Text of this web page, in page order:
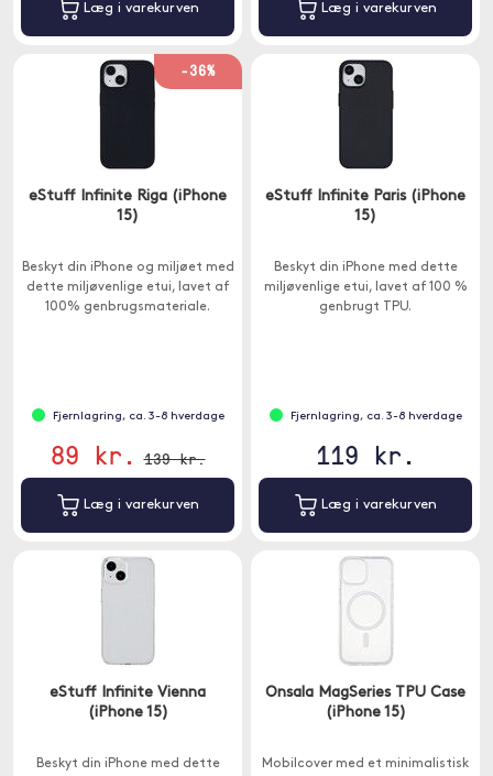
Læg i varekurven Læg i varekurven
-36%
eStuff Infinite Riga (iPhone
15)
Beskyt din iPhone og miljøet med
dette miljøvenlige etui, lavet af
100% genbrugsmateriale.
Fjernlagring, ca. 3-8 hverdage
89 kr. 139 kr.
Læg i varekurven
eStuff Infinite Paris (iPhone
15)
Beskyt din iPhone med dette
miljøvenlige etui, lavet af 100 %
genbrugt TPU.
Fjernlagring, ca. 3-8 hverdage
119 kr.
Læg i varekurven
eStuff Infinite Vienna
(iPhone 15)
Beskyt din iPhone med dette
Onsala MagSeries TPU Case
(iPhone 15)
Mobilcover med et minimalistisk